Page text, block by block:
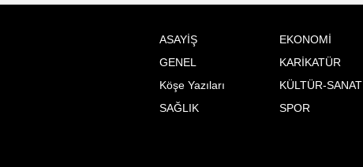
ASAYİŞ
EKONOMİ
GENEL
KARİKATÜR
Köşe Yazıları
KÜLTÜR-SANAT
SAĞLIK
SPOR